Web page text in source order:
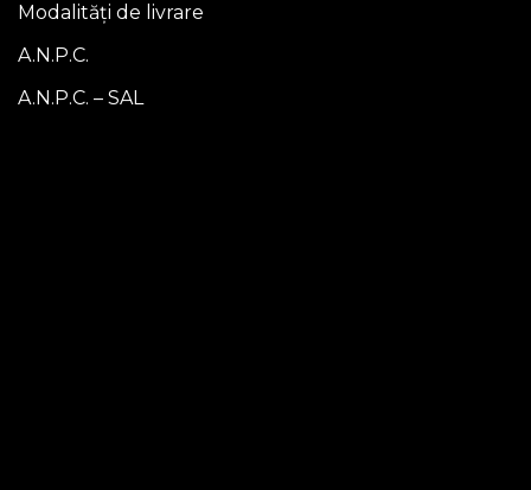
Modalități de livrare
A.N.P.C.
A.N.P.C. – SAL